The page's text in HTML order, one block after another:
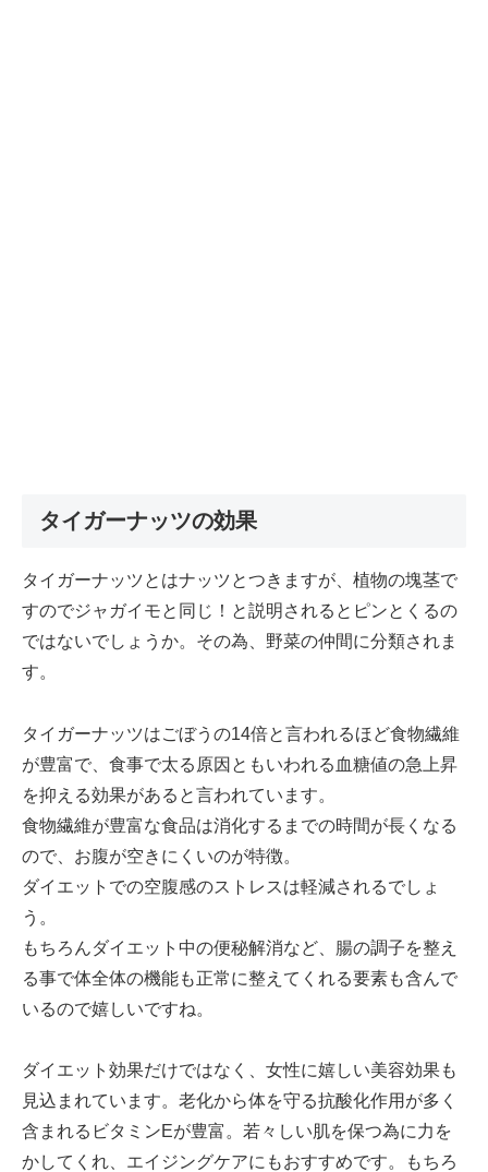
タイガーナッツの効果
タイガーナッツとはナッツとつきますが、植物の塊茎で
すのでジャガイモと同じ！と説明されるとピンとくるの
ではないでしょうか。その為、野菜の仲間に分類されま
す。
タイガーナッツはごぼうの14倍と言われるほど食物繊維
が豊富で、食事で太る原因ともいわれる血糖値の急上昇
を抑える効果があると言われています。
食物繊維が豊富な食品は消化するまでの時間が長くなる
ので、お腹が空きにくいのが特徴。
ダイエットでの空腹感のストレスは軽減されるでしょ
う。
もちろんダイエット中の便秘解消など、腸の調子を整え
る事で体全体の機能も正常に整えてくれる要素も含んで
いるので嬉しいですね。
ダイエット効果だけではなく、女性に嬉しい美容効果も
見込まれています。老化から体を守る抗酸化作用が多く
含まれるビタミンEが豊富。若々しい肌を保つ為に力を
かしてくれ、エイジングケアにもおすすめです。もちろ